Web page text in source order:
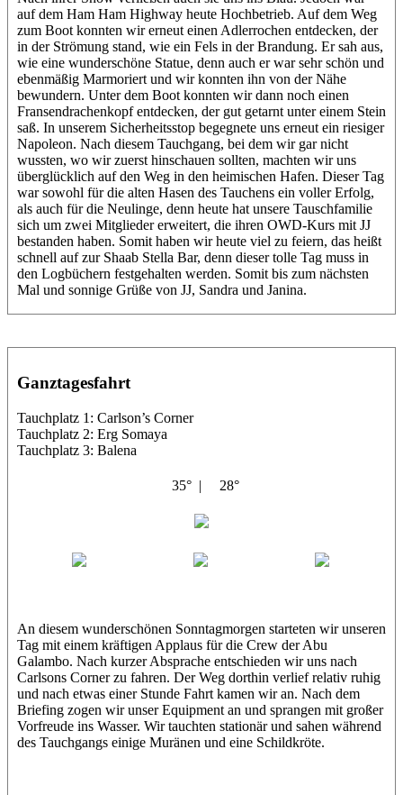
auf dem Ham Ham Highway heute Hochbetrieb. Auf dem Weg
zum Boot konnten wir erneut einen Adlerrochen entdecken, der
in der Strömung stand, wie ein Fels in der Brandung. Er sah aus,
wie eine wunderschöne Statue, denn auch er war sehr schön und
ebenmäßig Marmoriert und wir konnten ihn von der Nähe
bewundern. Unter dem Boot konnten wir dann noch einen
Fransendrachenkopf entdecken, der gut getarnt unter einem Stein
saß. In unserem Sicherheitsstop begegnete uns erneut ein riesiger
Napoleon. Nach diesem Tauchgang, bei dem wir gar nicht
wussten, wo wir zuerst hinschauen sollten, machten wir uns
überglücklich auf den Weg in den heimischen Hafen. Dieser Tag
war sowohl für die alten Hasen des Tauchens ein voller Erfolg,
als auch für die Neulinge, denn heute hat unsere Tauschfamilie
sich um zwei Mitglieder erweitert, die ihren OWD-Kurs mit JJ
bestanden haben. Somit haben wir heute viel zu feiern, das heißt
schnell auf zur Shaab Stella Bar, denn dieser tolle Tag muss in
den Logbüchern festgehalten werden. Somit bis zum nächsten
Mal und sonnige Grüße von JJ, Sandra und Janina.
Ganztagesfahrt
Tauchplatz 1: Carlson’s Corner
Tauchplatz 2: Erg Somaya
Tauchplatz 3: Balena
35° | 28°
An diesem wunderschönen Sonntagmorgen starteten wir unseren
Tag mit einem kräftigen Applaus für die Crew der Abu
Galambo. Nach kurzer Absprache entschieden wir uns nach
Carlsons Corner zu fahren. Der Weg dorthin verlief relativ ruhig
und nach etwas einer Stunde Fahrt kamen wir an. Nach dem
Briefing zogen wir unser Equipment an und sprangen mit großer
Vorfreude ins Wasser. Wir tauchten stationär und sahen während
des Tauchgangs einige Muränen und eine Schildkröte.